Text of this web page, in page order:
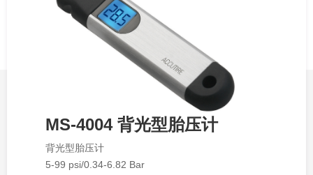
MS-4004 背光型胎压计
背光型胎压计
5-99 psi/0.34-6.82 Bar